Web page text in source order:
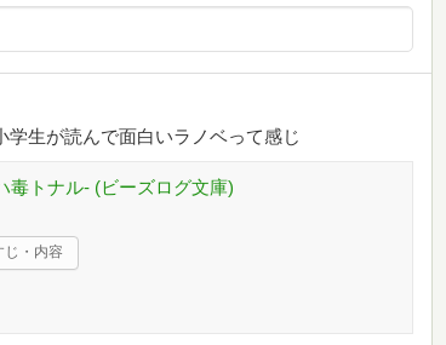
生が読んで面白いラノベって感じ
毒トナル- (ビーズログ文庫)
じ・内容